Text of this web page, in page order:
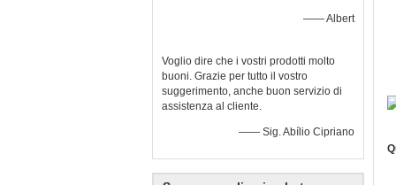
—— Albert
Voglio dire che i vostri prodotti molto
buoni. Grazie per tutto il vostro
suggerimento, anche buon servizio di
assistenza al cliente.
—— Sig. Abílio Cipriano